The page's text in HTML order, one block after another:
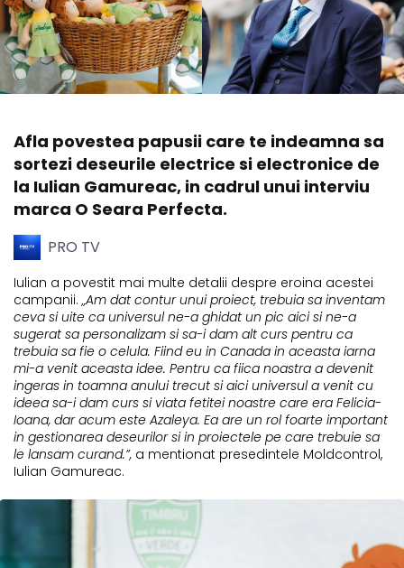
Afla povestea papusii care te indeamna sa
sortezi deseurile electrice si electronice de
la Iulian Gamureac, in cadrul unui interviu
marca O Seara Perfecta.
PRO TV
Iulian a povestit mai multe detalii despre eroina acestei
campanii. „Am dat contur unui proiect, trebuia sa inventam
ceva si uite ca universul ne-a ghidat un pic aici si ne-a
sugerat sa personalizam si sa-i dam alt curs pentru ca
trebuia sa fie o celula. Fiind eu in Canada in aceasta iarna
mi-a venit aceasta idee. Pentru ca fiica noastra a devenit
ingeras in toamna anului trecut si aici universul a venit cu
ideea sa-i dam curs si viata fetitei noastre care era Felicia-
Ioana, dar acum este Azaleya. Ea are un rol foarte important
in gestionarea deseurilor si in proiectele pe care trebuie sa
le lansam curand.”, a mentionat presedintele Moldcontrol,
Iulian Gamureac.